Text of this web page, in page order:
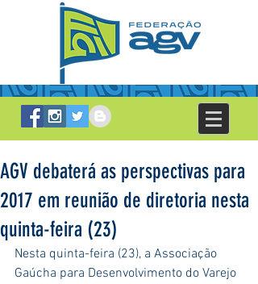
AGV debaterá as perspectivas para
2017 em reunião de diretoria nesta
quinta-feira (23)
Nesta quinta-feira (23), a Associação
Gaúcha para Desenvolvimento do Varejo